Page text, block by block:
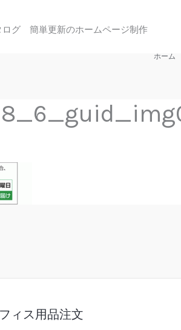
ログ 簡単更新のホームページ制作
ホーム
ィス用品注文